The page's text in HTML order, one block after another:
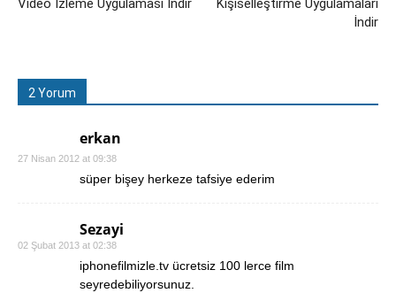
Video İzleme Uygulaması İndir
Kişiselleştirme Uygulamaları
İndir
2 Yorum
erkan
27 Nisan 2012 at 09:38
süper bişey herkeze tafsiye ederim
Sezayi
02 Şubat 2013 at 02:38
iphonefilmizle.tv ücretsiz 100 lerce film
seyredebiliyorsunuz.